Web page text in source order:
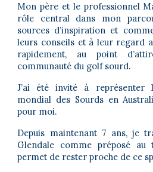
Mon père et le professionnel
rôle central dans mon
sources d’inspiration et
leurs conseils et à leur regard
rapidement, au point
communauté du golf sourd.
J’ai été invité à représenter
mondial des Sourds en
pour moi.
Depuis maintenant 7 ans, je
Glendale comme préposé
permet de rester proche de ce